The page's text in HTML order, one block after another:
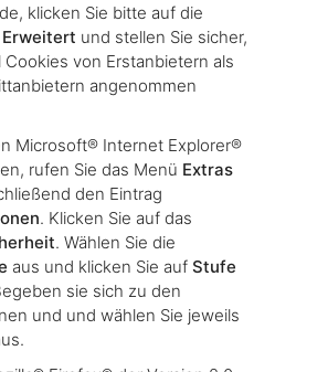
klicken Sie bitte auf die
Erweitert und stellen Sie sicher,
von Erstanbietern als
angenommen
Microsoft® Internet Explorer®
rufen Sie das Menü Extras
den Eintrag
. Klicken Sie auf das
. Wählen Sie die
aus und klicken Sie auf Stufe
sie sich zu den
und und wählen Sie jeweils